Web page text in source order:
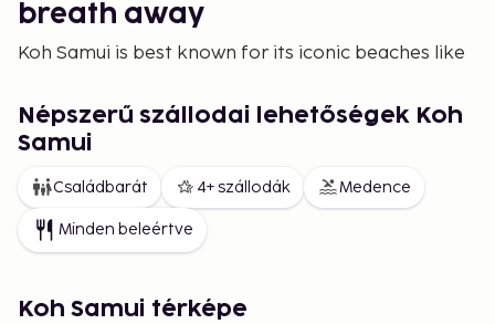
breath away
Koh Samui is best known for its iconic beaches like
swim, or enjoy world-class water sports. The
turquoise sea, swaying palms, and soft sand make
quieter, more untouched side of the island, head to
beaches like Maenam and Lipa Noi, where the pace
is slower and nature still reigns.
like Na Muang 1 and 2, as well as hiking trails through
Népszerű szállodai lehetőségek Koh
Samui
Családbarát 4+ szállodák Medence
Minden beleértve
Koh Samui térképe